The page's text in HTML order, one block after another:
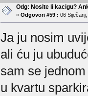
Odg: Nosite li kacigu?
« Odgovori #59 : 06
Ja ju nosim
ali ću ju
sam se
u kvartu